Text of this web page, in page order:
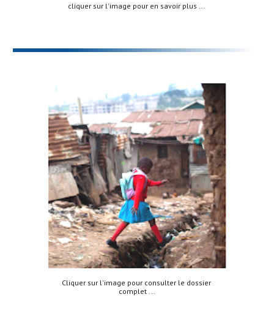
cliquer sur l'image pour en savoir plus ...
Cliquer sur l'image pour consulter le dossier
complet ...